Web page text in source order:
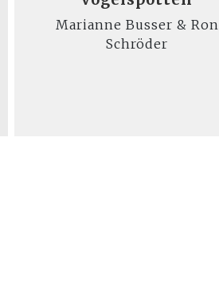
Marianne Busser & Ron
Schröder